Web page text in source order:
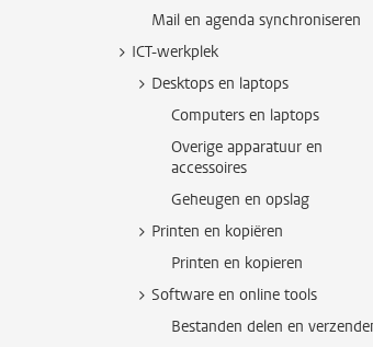
Mail en agenda synchroniseren
ICT-werkplek
Desktops en laptops
Computers en laptops
Overige apparatuur en
accessoires
Geheugen en opslag
Printen en kopiëren
Printen en kopieren
Software en online tools
Bestanden delen en